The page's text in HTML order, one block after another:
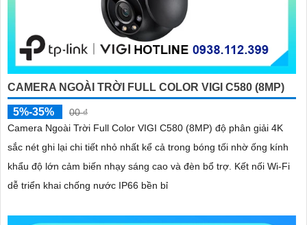
CAMERA NGOÀI TRỜI FULL COLOR VIGI C580 (8MP)
5%-35%
00 ₫
Camera Ngoài Trời Full Color VIGI C580 (8MP) độ phân giải 4K
sắc nét ghi lại chi tiết nhỏ nhất kể cả trong bóng tối nhờ ống kính
khẩu độ lớn cảm biến nhạy sáng cao và đèn bổ trợ. Kết nối Wi-Fi
dễ triển khai chống nước IP66 bền bỉ